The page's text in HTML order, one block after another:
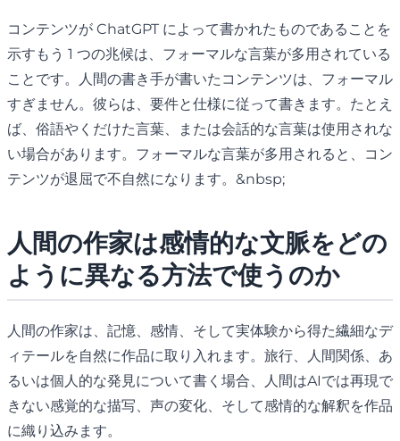
コンテンツが ChatGPT によって書かれたものであることを
示すもう 1 つの兆候は、フォーマルな言葉が多用されている
ことです。人間の書き手が書いたコンテンツは、フォーマル
すぎません。彼らは、要件と仕様に従って書きます。たとえ
ば、俗語やくだけた言葉、または会話的な言葉は使用されな
い場合があります。フォーマルな言葉が多用されると、コン
テンツが退屈で不自然になります。&nbsp;
人間の作家は感情的な文脈をどの
ように異なる方法で使うのか
人間の作家は、記憶、感情、そして実体験から得た繊細なデ
ィテールを自然に作品に取り入れます。旅行、人間関係、あ
るいは個人的な発見について書く場合、人間はAIでは再現で
きない感覚的な描写、声の変化、そして感情的な解釈を作品
に織り込みます。